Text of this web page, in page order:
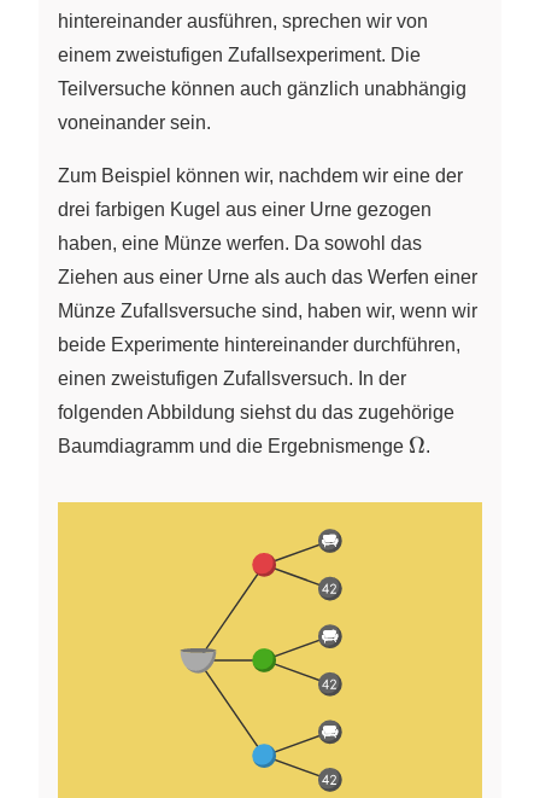
hintereinander ausführen, sprechen wir von
einem zweistufigen Zufallsexperiment. Die
Teilversuche können auch gänzlich unabhängig
voneinander sein.
Zum Beispiel können wir, nachdem wir eine der
drei farbigen Kugel aus einer Urne gezogen
haben, eine Münze werfen. Da sowohl das
Ziehen aus einer Urne als auch das Werfen einer
Münze Zufallsversuche sind, haben wir, wenn wir
beide Experimente hintereinander durchführen,
einen zweistufigen Zufallsversuch. In der
folgenden Abbildung siehst du das zugehörige
Baumdiagramm und die Ergebnismenge \Omega
Ω.